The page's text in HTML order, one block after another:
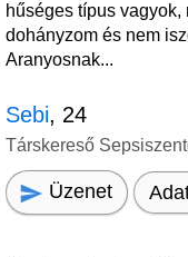
hűséges típus vagyok,
dohányzom és nem
Aranyosnak...
Sebi, 24
Társkereső
Üzenet